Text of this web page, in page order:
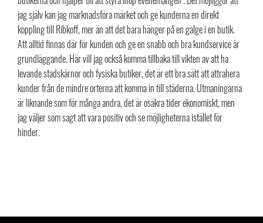
jag själv kan jag marknadsföra märket och ge kunderna en direkt
koppling till Ribkoff, mer än att det bara hänger på en galge i en butik.
Att alltid finnas där för kunden och ge en snabb och bra kundservice är
grundläggande. Här vill jag också komma tillbaka till vikten av att ha
levande stadskärnor och fysiska butiker, det är ett bra sätt att attrahera
kunder från de mindre orterna att komma in till städerna. Utmaningarna
är liknande som för många andra, det är osäkra tider ekonomiskt, men
jag väljer som sagt att vara positiv och se möjligheterna istället för
hinder.